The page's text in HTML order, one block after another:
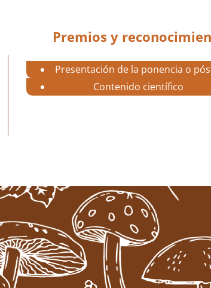
Premios y
Presentación de la ponencia o
Contenido científico